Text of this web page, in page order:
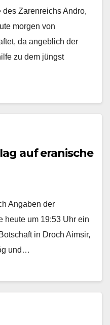
des Zarenreichs Andro,
morgen von
da angeblich der
zu dem jüngst
auf eranische
Angaben der
heute um 19:53 Uhr ein
in Droch Aimsir,
und…